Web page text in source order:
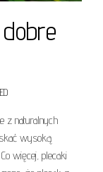
z naturalnych
wysoką
więcej, plecaki